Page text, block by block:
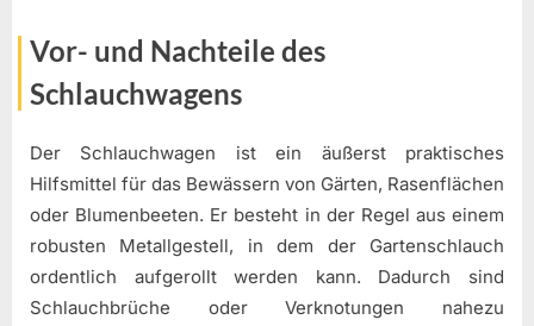
Vor- und Nachteile des
Schlauchwagens
Der Schlauchwagen ist ein äußerst praktisches
Hilfsmittel für das Bewässern von Gärten, Rasenflächen
oder Blumenbeeten. Er besteht in der Regel aus einem
robusten Metallgestell, in dem der Gartenschlauch
ordentlich aufgerollt werden kann. Dadurch sind
Schlauchbrüche oder Verknotungen nahezu